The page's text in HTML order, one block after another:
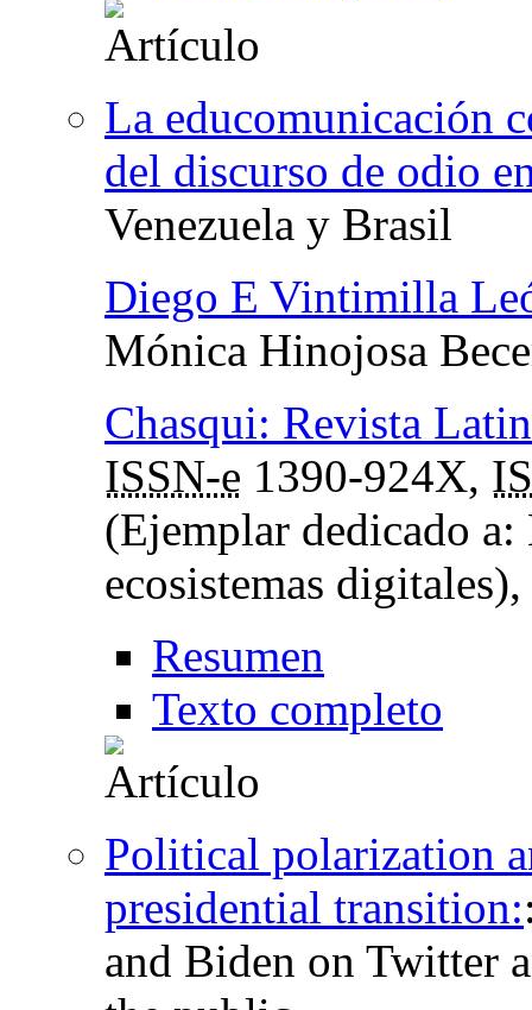
La educomunicación
del discurso de odio
Venezuela y Brasil
Diego E Vintimilla
Mónica Hinojosa
Chasqui: Revista
ISSN-e 1390-924X,
(Ejemplar dedicado
ecosistemas digitales),
Resumen
Texto completo
Political polarization
presidential transition:
and Biden on Twitter